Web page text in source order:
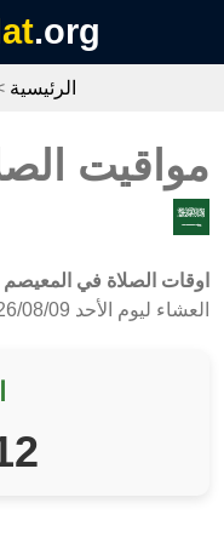
.org
الرئيسية
مواقيت
اوقات الصلاة في المعيصم
العشاء ليوم الأحد 2026/08/09